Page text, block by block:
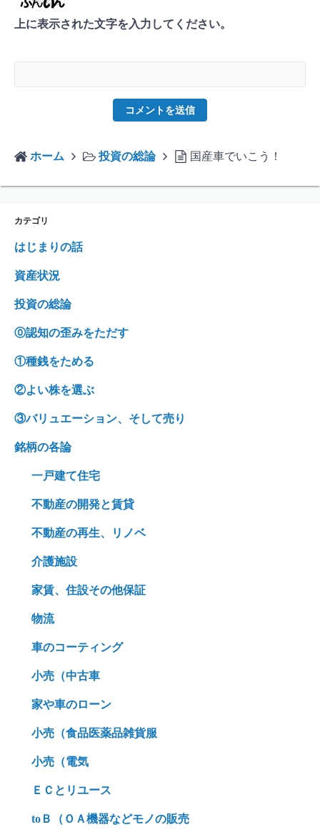
上に表示された文字を入力してください。
ホーム 投資の総論 国産車でいこう！
カテゴリ
はじまりの話
資産状況
投資の総論
⓪認知の歪みをただす
①種銭をためる
②よい株を選ぶ
③バリュエーション、そして売り
銘柄の各論
一戸建て住宅
不動産の開発と賃貸
不動産の再生、リノベ
介護施設
家賃、住設その他保証
物流
車のコーティング
小売（中古車
家や車のローン
小売（食品医薬品雑貨服
小売（電気
ＥＣとリユース
toＢ（ＯＡ機器などモノの販売